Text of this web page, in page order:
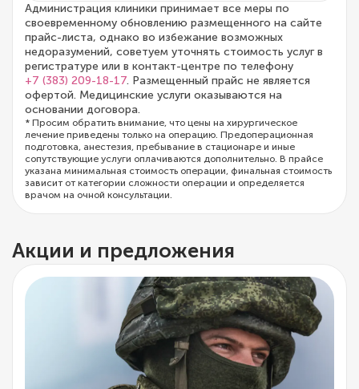
Администрация клиники принимает все меры по
своевременному обновлению размещенного на сайте
прайс-листа, однако во избежание возможных
недоразумений, советуем уточнять стоимость услуг в
регистратуре или в контакт-центре по телефону
+7 (383) 209-18-17. Размещенный прайс не является
офертой. Медицинские услуги оказываются на
основании договора.
* Просим обратить внимание, что цены на хирургическое
лечение приведены только на операцию. Предоперационная
подготовка, анестезия, пребывание в стационаре и иные
сопутствующие услуги оплачиваются дополнительно. В прайсе
указана минимальная стоимость операции, финальная стоимость
зависит от категории сложности операции и определяется
врачом на очной консультации.
Акции и предложения